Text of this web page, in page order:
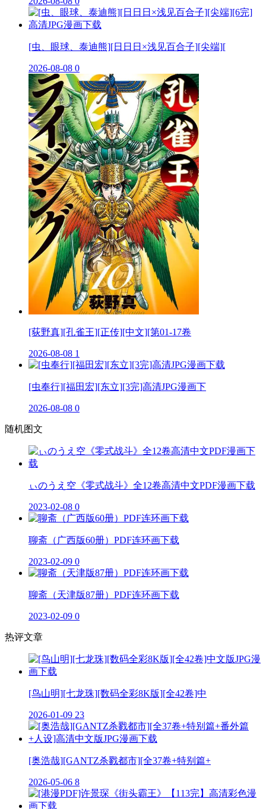
[虫、眼球、泰迪熊][日日日×浅见百合子][尖端][
2026-08-08 0
[荻野真][孔雀王][正传][中文][第01-17卷
2026-08-08 1
[虫奉行][福田宏][东立][3完]高清JPG漫画下
2026-08-08 0
随机图文
ぃのうえ空《零式战斗》全12卷高清中文PDF漫画下载
2023-02-08 0
聊斋（广西版60册）PDF连环画下载
2023-02-09 0
聊斋（天津版87册）PDF连环画下载
2023-02-09 0
热评文章
[鸟山明][七龙珠][数码全彩8K版][全42卷]中
2026-01-09 23
[奥浩哉][GANTZ杀戮都市][全37卷+特别篇+
2026-05-06 8